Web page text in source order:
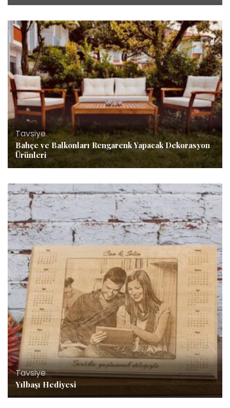
Tavsiye
Bahçe ve Balkonları Rengarenk Yapacak Dekorasyon
Ürünleri
Tavsiye
Yılbaşı Hediyesi